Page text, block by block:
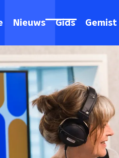
Nieuws Gids Gemist